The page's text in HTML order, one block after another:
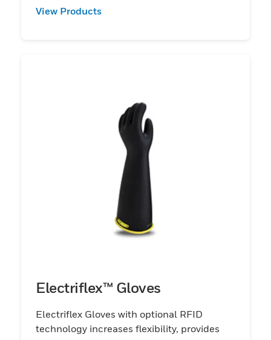
View Products
Electriflex™ Gloves
Electriflex Gloves with optional RFID
technology increases flexibility, provides